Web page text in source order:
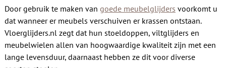
Door gebruik te maken van goede meubelglijders voorkomt u
dat wanneer er meubels verschuiven er krassen ontstaan.
Vloerglijders.nl zegt dat hun stoeldoppen, viltglijders en
meubelwielen allen van hoogwaardige kwaliteit zijn met een
lange levensduur, daarnaast hebben ze dit voor diverse